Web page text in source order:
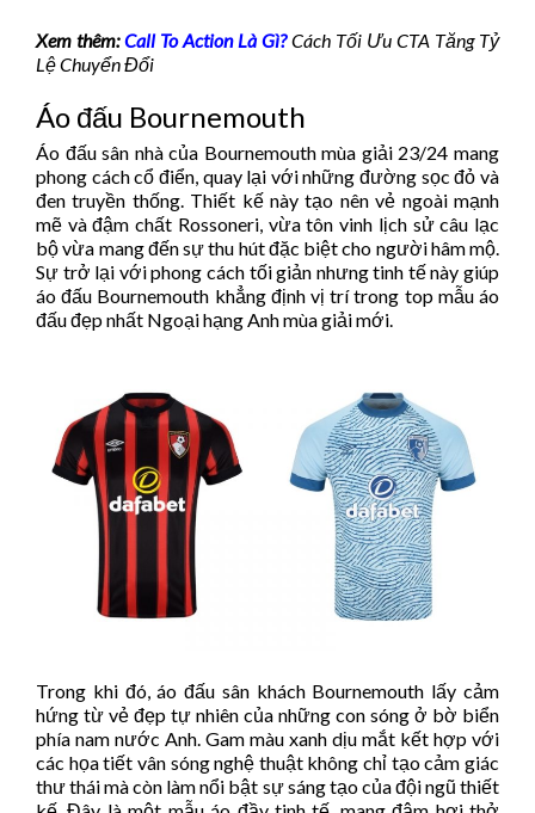
Xem thêm:Call To Action Là Gì?Cách Tối Ưu CTA Tăng Tỷ
Lệ Chuyển Đổi
Áo đấu Bournemouth
Áo đấu sân nhà của Bournemouth mùa giải 23/24 mang
phong cách cổ điển, quay lại với những đường sọc đỏ và
đen truyền thống. Thiết kế này tạo nên vẻ ngoài mạnh
mẽ và đậm chất Rossoneri, vừa tôn vinh lịch sử câu lạc
bộ vừa mang đến sự thu hút đặc biệt cho người hâm mộ.
Sự trở lại với phong cách tối giản nhưng tinh tế này giúp
áo đấu Bournemouth khẳng định vị trí trong top mẫu áo
đấu đẹp nhất Ngoại hạng Anh mùa giải mới.
Trong khi đó, áo đấu sân khách Bournemouth lấy cảm
hứng từ vẻ đẹp tự nhiên của những con sóng ở bờ biển
phía nam nước Anh. Gam màu xanh dịu mắt kết hợp với
các họa tiết vân sóng nghệ thuật không chỉ tạo cảm giác
thư thái mà còn làm nổi bật sự sáng tạo của đội ngũ thiết